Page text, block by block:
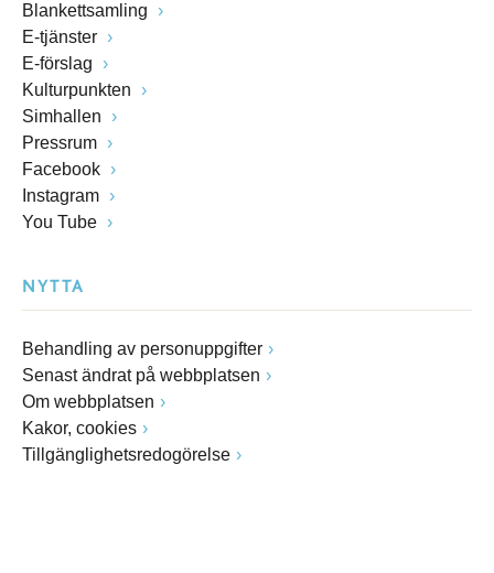
Blankettsamling
E-tjänster
E-förslag
Kulturpunkten
Simhallen
Pressrum
Facebook
Instagram
You Tube
NYTTA
Behandling av personuppgifter
Senast ändrat på webbplatsen
Om webbplatsen
Kakor, cookies
Tillgänglighetsredogörelse